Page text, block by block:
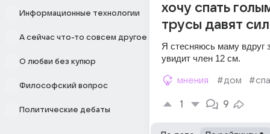
Информационные технологии
А сейчас что-то совсем другое
О любви без купюр
Философский вопрос
Политические дебаты
хочу спать
трусы давят
Я стесняюсь маму вдруг
увидит член 12 см.
мнения #дом
1 9